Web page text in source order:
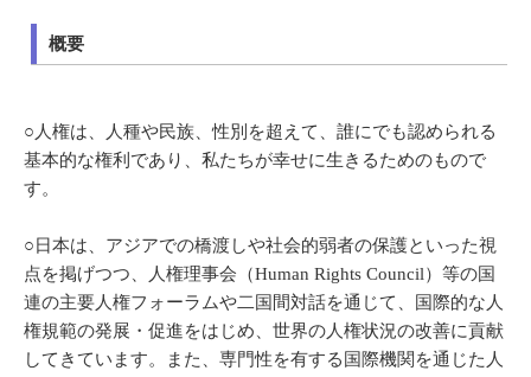
概要
○人権は、人種や民族、性別を超えて、誰にでも認められる
基本的な権利であり、私たちが幸せに生きるためのもので
す。
○日本は、アジアでの橋渡しや社会的弱者の保護といった視
点を掲げつつ、人権理事会（Human Rights Council）等の国
連の主要人権フォーラムや二国間対話を通じて、国際的な人
権規範の発展・促進をはじめ、世界の人権状況の改善に貢献
してきています。また、専門性を有する国際機関を通じた人